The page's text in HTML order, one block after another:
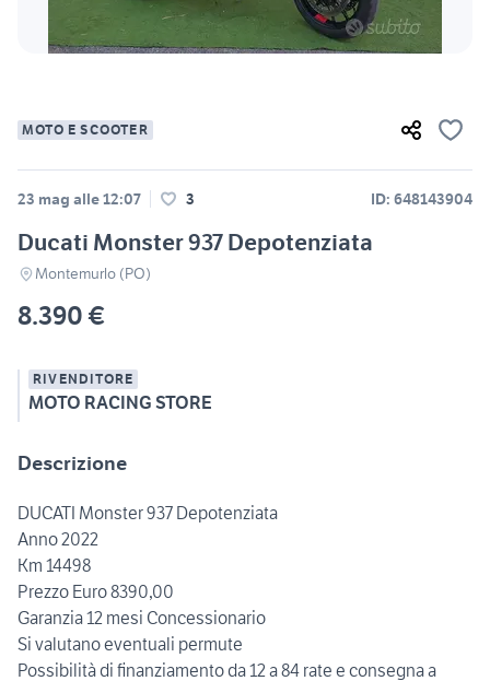
MOTO E SCOOTER
23 mag alle 12:07 3 ID: 648143904
Ducati Monster 937 Depotenziata
Montemurlo (PO)
8.390 €
RIVENDITORE
MOTO RACING STORE
Descrizione
DUCATI Monster 937 Depotenziata
Anno 2022
Km 14498
Prezzo Euro 8390,00
Garanzia 12 mesi Concessionario
Si valutano eventuali permute
Possibilità di finanziamento da 12 a 84 rate e consegna a